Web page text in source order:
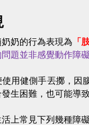
奶的行為表現為 「
題並非感覺動作障
用健側手丟擲，因
生困難，也可能導
上常見下列幾種障礙